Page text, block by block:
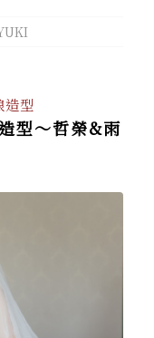
造型
型～哲榮&雨